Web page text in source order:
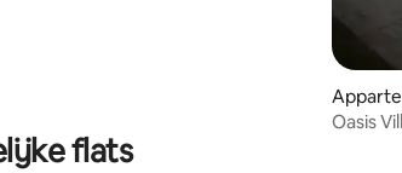
Oasis
flats